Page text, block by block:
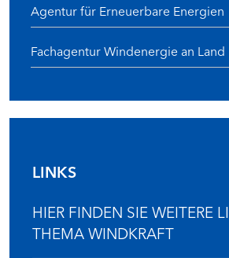
Agentur für Erneuerbare Energien
Fachagentur Windenergie an Land
LINKS
HIER FINDEN SIE WEITERE
THEMA WINDKRAFT